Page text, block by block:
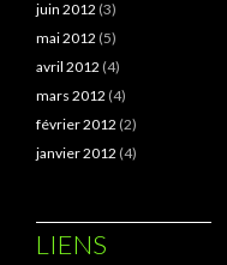
juin 2012 (3)
mai 2012 (5)
avril 2012 (4)
mars 2012 (4)
février 2012 (2)
janvier 2012 (4)
LIENS